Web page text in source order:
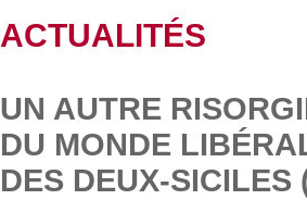
ACTUALITÉS
UN AUTRE
DU MONDE
DES DEUX-SICILES